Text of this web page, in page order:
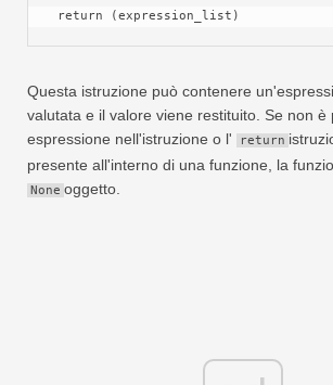
return (expression_list)
Questa istruzione può contenere
valutata e il valore viene restituito. Se non è
espressione nell'istruzione o l'
return
presente all'interno di una funzione, la
None oggetto.